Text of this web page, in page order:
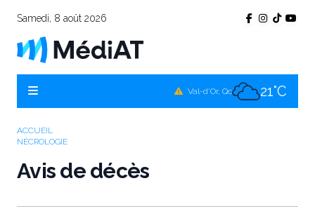
Samedi, 8 août 2026
Val-d'Or, Qc 21°C
ACCUEIL
NÉCROLOGIE
Avis de décès